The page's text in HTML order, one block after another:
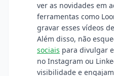
ver as novidades em
ferramentas como
gravar esses vídeos
Além disso, não
sociais para divulgar
no Instagram ou
visibilidade e